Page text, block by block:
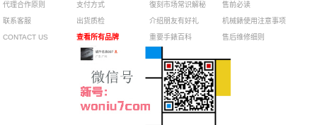
代理合作原则
联系客服
CONTACT US
支付方式
出货质检
查看所有品牌
復刻市场常识解秘
介绍朋友有好礼
重要手錶百科
售前必读
机械錶使用注意事项
售后维修细则